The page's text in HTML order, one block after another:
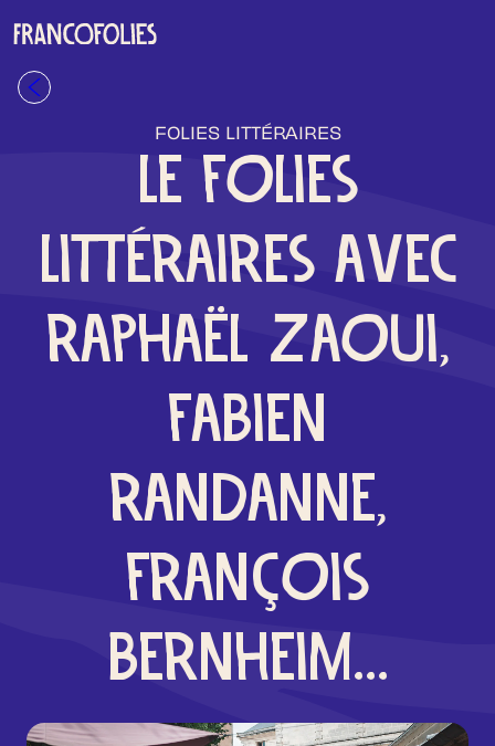
Retour à la liste
FOLIES LITTÉRAIRES
LE FOLIES
LITTÉRAIRES AVEC
RAPHAËL ZAOUI,
FABIEN
RANDANNE,
FRANÇOIS
BERNHEIM...